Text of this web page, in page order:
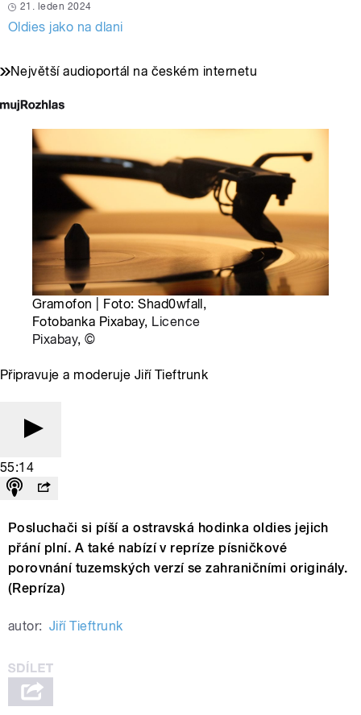
21. leden 2024
Oldies jako na dlani
Největší audioportál na českém internetu
Gramofon | Foto: Shad0wfall,
Fotobanka Pixabay, Licence
Pixabay,©
Připravuje a moderuje Jiří Tieftrunk
55:14
Posluchači si píší a ostravská hodinka oldies jejich
přání plní. A také nabízí v repríze písničkové
porovnání tuzemských verzí se zahraničními originály.
(Repríza)
autor: Jiří Tieftrunk